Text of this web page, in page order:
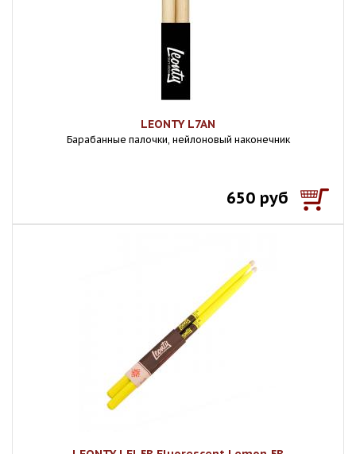
LEONTY L7AN
Барабанные палочки, нейлоновый наконечник
650 руб